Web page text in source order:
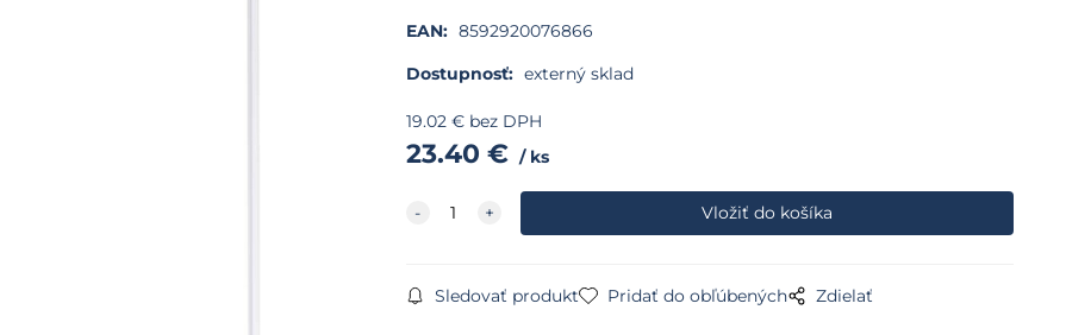
EAN: 8592920076866
Dostupnosť: externý sklad
19.02€ bez DPH
23.40 € ks
Sledovať produkt Pridať do obľúbených Zdielať